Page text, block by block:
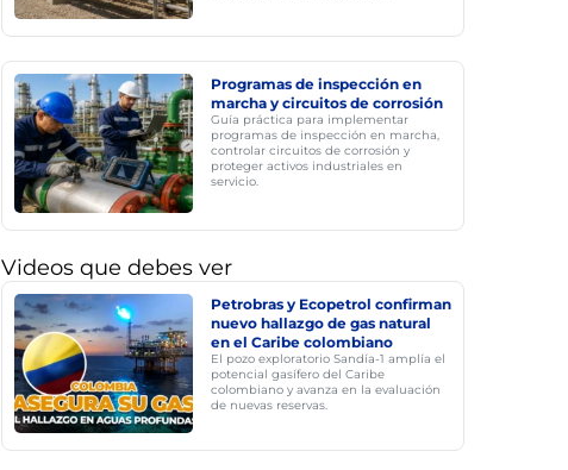
Programas de inspección en
marcha y circuitos de corrosión
Guía práctica para implementar
programas de inspección en marcha,
controlar circuitos de corrosión y
proteger activos industriales en
servicio.
Videos que debes ver
Petrobras y Ecopetrol confirman
nuevo hallazgo de gas natural
en el Caribe colombiano
El pozo exploratorio Sandía-1 amplía el
potencial gasífero del Caribe
colombiano y avanza en la evaluación
de nuevas reservas.